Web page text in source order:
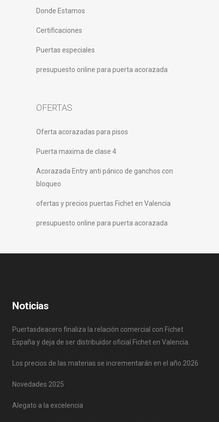
Donde Estamos
Certificaciones
Puertas especiales
presupuesto online para puerta acorazada
OFERTAS
Oferta acorazadas para pisos
Puerta maxima de clase 4
Acorazada Entry anti pánico de ganchos con
bloqueo
ofertas y precios puertas Fichet en Valencia
presupuesto online para puerta acorazada
Noticias
Puertasdeacero finaliza la relación comercial con Fichet
España y deja de ser distribuidor oficial Fichet en Valencia.
Los precios de las materias se incrementarán en el año 2026
Novedades 2025
Alegato a la excelencia